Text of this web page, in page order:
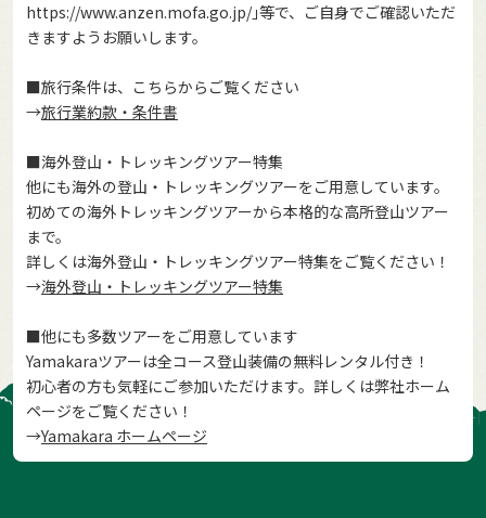
https://www.anzen.mofa.go.jp/｣等で、ご自身でご確認いただ
きますようお願いします。
■旅行条件は、こちらからご覧ください
→旅行業約款・条件書
■海外登山・トレッキングツアー特集
他にも海外の登山・トレッキングツアーをご用意しています。
初めての海外トレッキングツアーから本格的な高所登山ツアー
まで。
詳しくは海外登山・トレッキングツアー特集をご覧ください！
→海外登山・トレッキングツアー特集
■他にも多数ツアーをご用意しています
Yamakaraツアーは全コース登山装備の無料レンタル付き！
初心者の方も気軽にご参加いただけます。詳しくは弊社ホーム
ページをご覧ください！
→Yamakara ホームページ